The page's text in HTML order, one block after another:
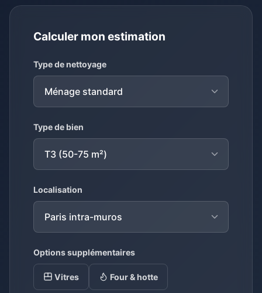
Calculer mon estimation
Type de nettoyage
Type de bien
Localisation
Options supplémentaires
Vitres Four & hotte